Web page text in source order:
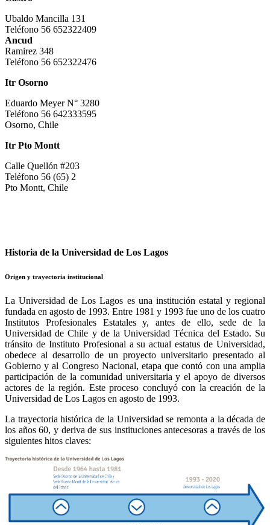
Ubaldo Mancilla 131
Teléfono 56 652322409
Ancud
Ramirez 348
Teléfono 56 652322476
Itr Osorno
Eduardo Meyer N° 3280
Teléfono 56 642333595
Osorno, Chile
Itr Pto Montt
Calle Quellón #203
Teléfono 56 (65) 2
Pto Montt, Chile
Historia de la Universidad de Los Lagos
Origen y trayectoria institucional
La Universidad de Los Lagos es una institución estatal y regional
fundada en agosto de 1993. Entre 1981 y 1993 fue uno de los cuatro
Institutos Profesionales Estatales y, antes de ello, sede de la
Universidad de Chile y de la Universidad Técnica del Estado. Su
tránsito de Instituto Profesional a su actual estatus de Universidad,
obedece al desarrollo de un proyecto universitario presentado al
Gobierno y al Congreso Nacional, etapa que contó con una amplia
participación de la comunidad universitaria y el apoyo de diversos
actores de la región. Este proceso concluyó con la creación de la
Universidad de Los Lagos en agosto de 1993.
La trayectoria histórica de la Universidad se remonta a la década de
los años 60, y deriva de sus instituciones antecesoras a través de los
siguientes hitos claves: